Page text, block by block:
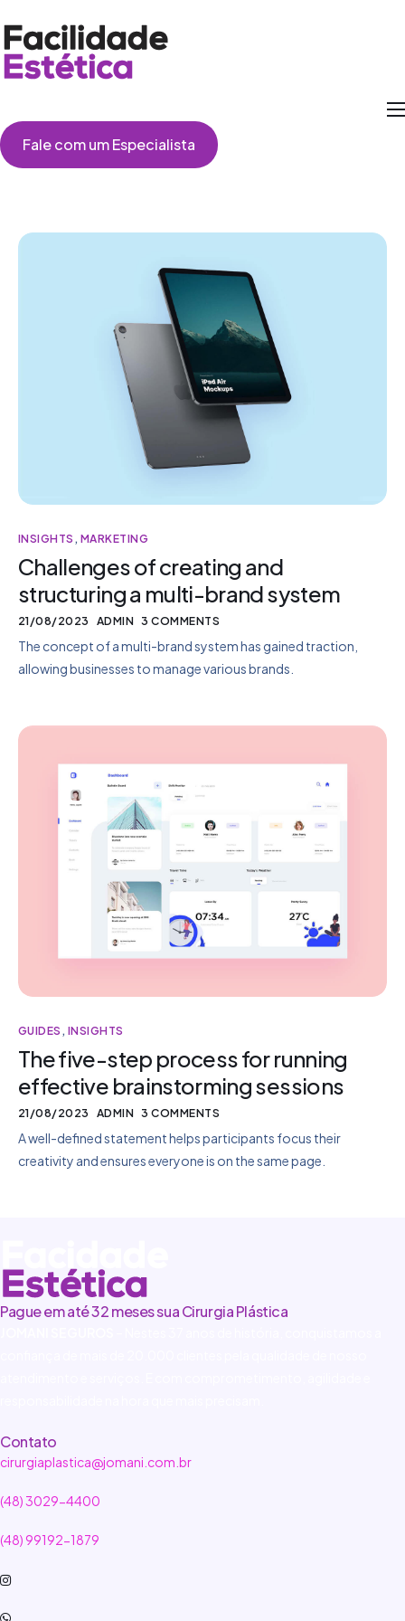
Fale com um Especialista
INSIGHTS , MARKETING
Challenges of creating and
structuring a multi-brand system
21/08/2023 ADMIN 3 COMMENTS
The concept of a multi-brand system has gained traction,
allowing businesses to manage various brands.
GUIDES , INSIGHTS
The five-step process for running
effective brainstorming sessions
21/08/2023 ADMIN 3 COMMENTS
A well-defined statement helps participants focus their
creativity and ensures everyone is on the same page.
Pague em até 32 meses sua Cirurgia Plástica
Contato
cirurgiaplastica@jomani.com.br
(48) 3029-4400
(48) 99192-1879